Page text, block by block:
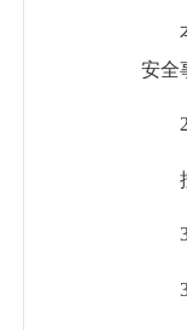
本
安全
按
3
3.1